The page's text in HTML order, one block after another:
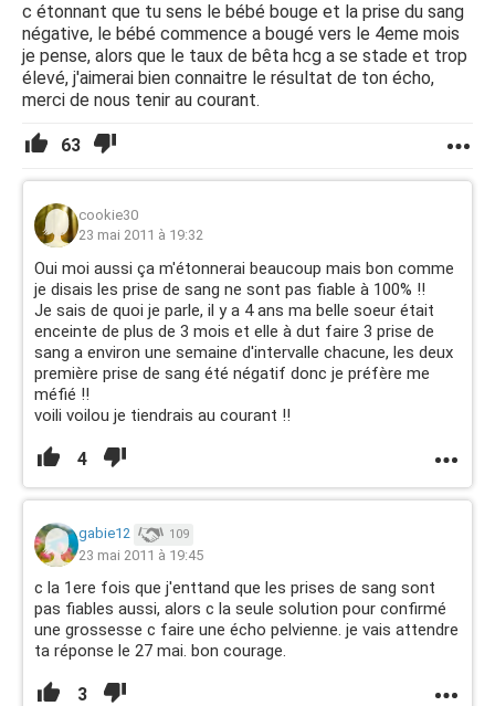
c étonnant que tu sens le bébé bouge et la prise du sang
négative, le bébé commence a bougé vers le 4eme mois
je pense, alors que le taux de bêta hcg a se stade et trop
élevé, j'aimerai bien connaitre le résultat de ton écho,
merci de nous tenir au courant.
63
cookie30
23 mai 2011 à 19:32
Oui moi aussi ça m'étonnerai beaucoup mais bon comme
je disais les prise de sang ne sont pas fiable à 100% !!
Je sais de quoi je parle, il y a 4 ans ma belle soeur était
enceinte de plus de 3 mois et elle à dut faire 3 prise de
sang a environ une semaine d'intervalle chacune, les deux
première prise de sang été négatif donc je préfère me
méfié !!
voili voilou je tiendrais au courant !!
4
gabie12 109
23 mai 2011 à 19:45
c la 1ere fois que j'enttand que les prises de sang sont
pas fiables aussi, alors c la seule solution pour confirmé
une grossesse c faire une écho pelvienne. je vais attendre
ta réponse le 27 mai. bon courage.
3